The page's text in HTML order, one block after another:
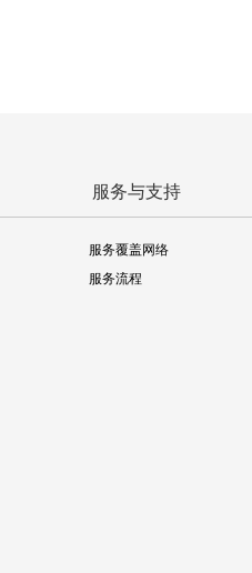
服务与支持
服务覆盖网络
服务流程